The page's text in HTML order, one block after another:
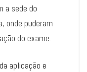
a sede do
onde puderam
do exame.
aplicação e